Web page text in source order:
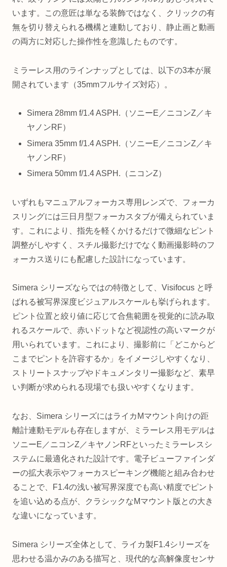
います。この意匠は単なる装飾ではなく、クリックの有
無を切り替えられる機構と連動しており、静止画と動画
の両方に対応した操作性を意識したものです。
ミラーレス用のラインナップとしては、以下の3本が展
開されています（35mmフルサイズ対応）。
Simera 28mm f/1.4 ASPH.（ソニーE／ニコンZ／キ
ヤノンRF）
Simera 35mm f/1.4 ASPH.（ソニーE／ニコンZ／キ
ヤノンRF）
Simera 50mm f/1.4 ASPH.（ニコンZ）
いずれもマニュアルフォーカス専用レンズで、フォーカ
スリングには三日月型フォーカスタブが備えられていま
す。これにより、指先を軽くかけるだけで微細なピント
調整がしやすく、スチル撮影だけでなく動画撮影時のフ
ォーカス送りにも配慮した設計になっています。
Simera シリーズならではの特徴として、Visifocus と呼
ばれる被写界深度ビジュアルスケールも挙げられます。
ピント位置と絞り値に応じて合焦範囲を視覚的に読み取
れるスケールで、赤いドットなど視認性の高いマークが
用いられています。これにより、撮影前に「どこからど
こまでピントを許容するか」をイメージしやすくなり、
ストリートスナップやドキュメンタリー撮影など、素早
い判断が求められる現場でも扱いやすくなります。
なお、Simera シリーズにはライカMマウント向けの距
離計連動モデルも存在しますが、ミラーレス用モデルは
ソニーE／ニコンZ／キヤノンRFといったミラーレスシ
ステムに最適化された設計です。電子ビューファインダ
ーの拡大表示やフォーカスピーキング機能と組み合わせ
ることで、F1.4の浅い被写界深度でも高い精度でピント
を追い込める点が、クラシックなMマウント版との大き
な違いになっています。
Simera シリーズ全体として、ライカ製F1.4シリーズを
思わせる温かみのある描写と、現代的な高解像度センサ